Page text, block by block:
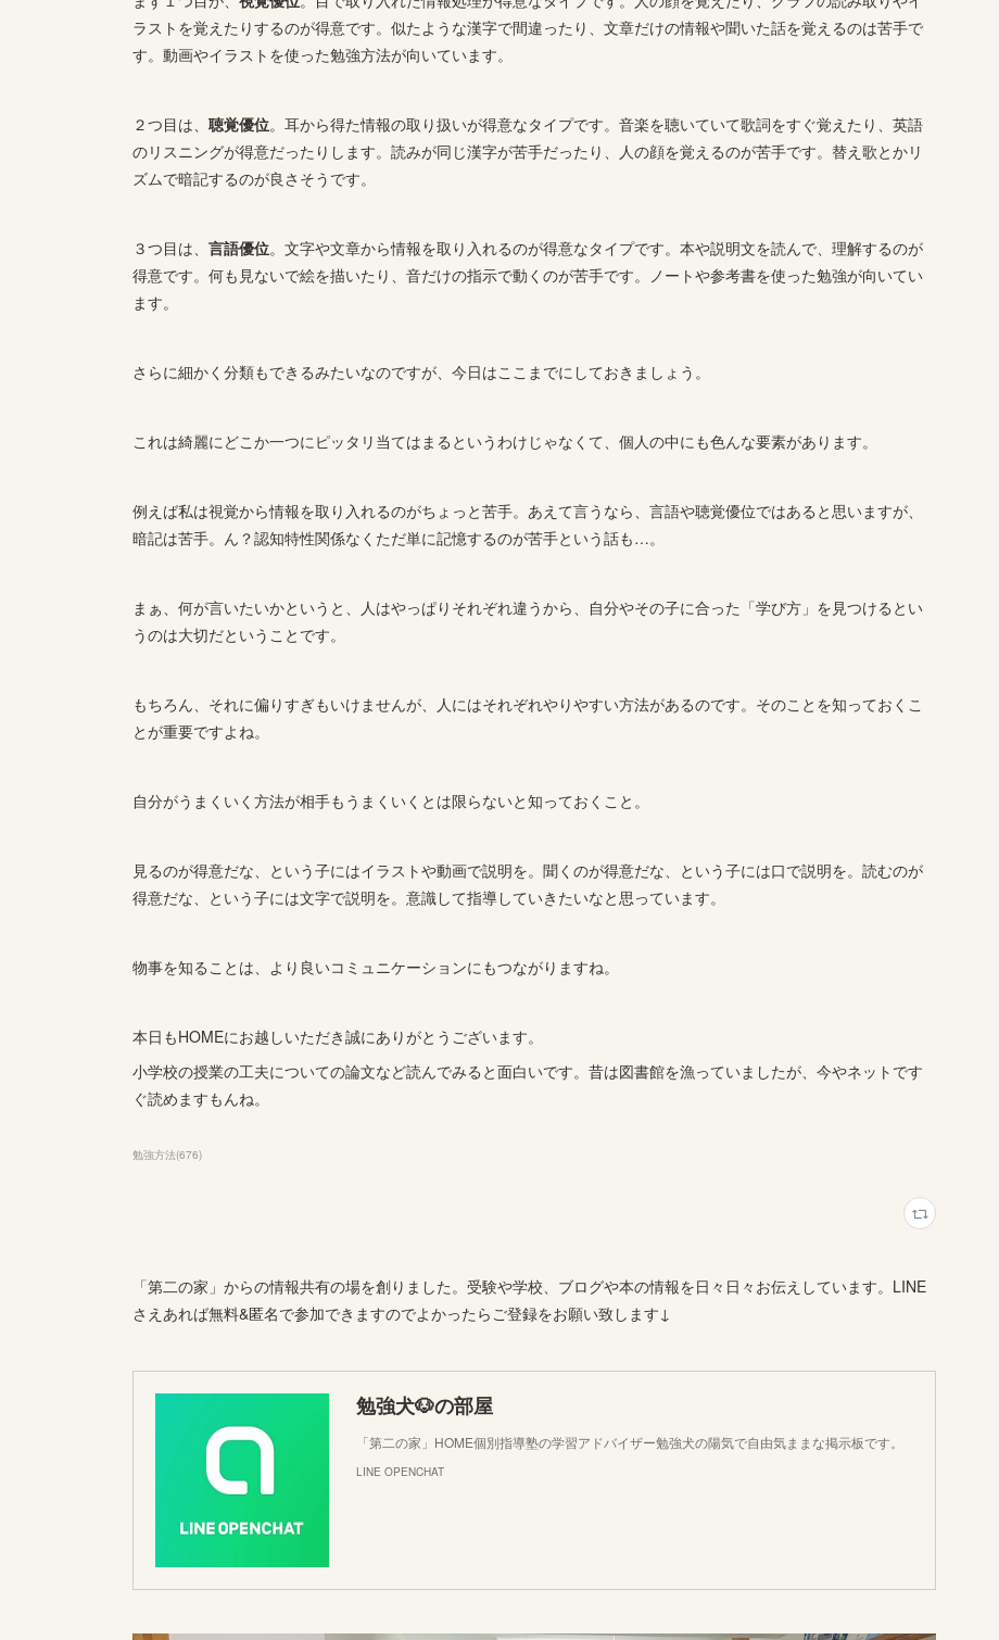
ラストを覚えたりするのが得意です。似たような漢字で間違ったり、文章だけの情報や聞いた話を覚えるのは苦手で
す。動画やイラストを使った勉強方法が向いています。
２つ目は、 聴覚優位。耳から得た情報の取り扱いが得意なタイプです。音楽を聴いていて歌詞をすぐ覚えたり、英語
のリスニングが得意だったりします。読みが同じ漢字が苦手だったり、人の顔を覚えるのが苦手です。替え歌とかリ
ズムで暗記するのが良さそうです。
３つ目は、 言語優位。文字や文章から情報を取り入れるのが得意なタイプです。本や説明文を読んで、理解するのが
得意です。何も見ないで絵を描いたり、音だけの指示で動くのが苦手です。ノートや参考書を使った勉強が向いてい
ます。
さらに細かく分類もできるみたいなのですが、今日はここまでにしておきましょう。
これは綺麗にどこか一つにピッタリ当てはまるというわけじゃなくて、個人の中にも色んな要素があります。
例えば私は視覚から情報を取り入れるのがちょっと苦手。あえて言うなら、言語や聴覚優位ではあると思いますが、
暗記は苦手。ん？認知特性関係なくただ単に記憶するのが苦手という話も…。
まぁ、何が言いたいかというと、人はやっぱりそれぞれ違うから、自分やその子に合った「学び方」を見つけるとい
うのは大切だということです。
もちろん、それに偏りすぎもいけませんが、人にはそれぞれやりやすい方法があるのです。そのことを知っておくこ
とが重要ですよね。
自分がうまくいく方法が相手もうまくいくとは限らないと知っておくこと。
見るのが得意だな、という子にはイラストや動画で説明を。聞くのが得意だな、という子には口で説明を。読むのが
得意だな、という子には文字で説明を。意識して指導していきたいなと思っています。
物事を知ることは、より良いコミュニケーションにもつながりますね。
本日もHOMEにお越しいただき誠にありがとうございます。
小学校の授業の工夫についての論文など読んでみると面白いです。昔は図書館を漁っていましたが、今やネットです
ぐ読めますもんね。
勉強方法(676)
「第二の家」からの情報共有の場を創りました。受験や学校、ブログや本の情報を日々日々お伝えしています。LINE
さえあれば無料&匿名で参加できますのでよかったらご登録をお願い致します↓
勉強犬🐶の部屋
「第二の家」HOME個別指導塾の学習アドバイザー勉強犬の陽気で自由気ままな掲示板です。
LINE OPENCHAT